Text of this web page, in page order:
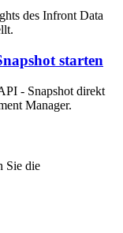
des Infront Data
starten
- Snapshot direkt
Manager.
Sie die